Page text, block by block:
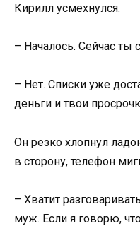
Кирилл усмехнулся.
– Началось. Сейчас ты
– Нет. Списки уже
деньги и твои
Он резко хлопнул
в сторону, телефон
– Хватит
муж. Если я говорю,